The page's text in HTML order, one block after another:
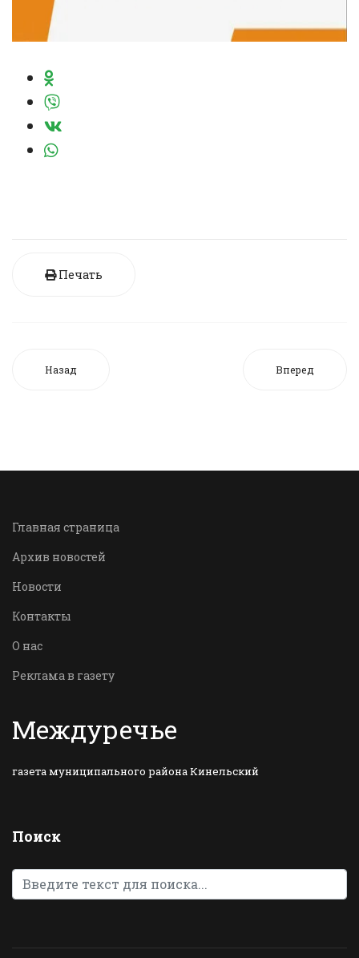
Печать
Назад Вперед
Главная страница
Архив новостей
Новости
Контакты
О нас
Реклама в газету
Междуречье
газета муниципального района Кинельский
Поиск